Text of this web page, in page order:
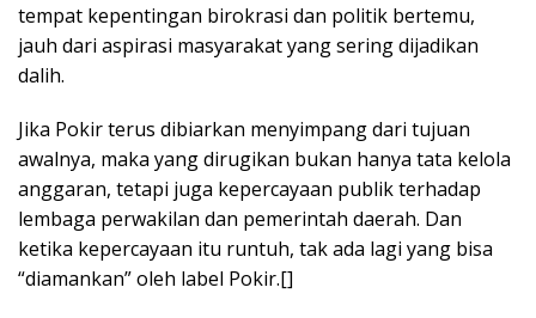
tempat kepentingan birokrasi dan politik bertemu,
jauh dari aspirasi masyarakat yang sering dijadikan
dalih.
Jika Pokir terus dibiarkan menyimpang dari tujuan
awalnya, maka yang dirugikan bukan hanya tata kelola
anggaran, tetapi juga kepercayaan publik terhadap
lembaga perwakilan dan pemerintah daerah. Dan
ketika kepercayaan itu runtuh, tak ada lagi yang bisa
“diamankan” oleh label Pokir.[]